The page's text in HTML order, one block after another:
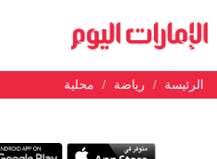
الرئيسة رياضة محلية